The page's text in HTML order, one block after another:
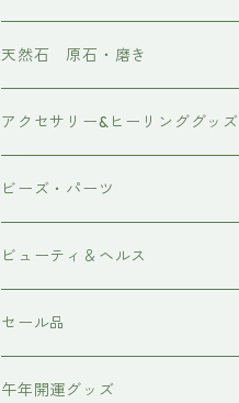
天然石 原石・磨き
原石
ポイント
磨き
アクセサリー&ヒーリンググッズ
ブレスレット
ネックレス・ペンダント
ピアス・イアリング
スピリチュアルグッズ
ビーズ・パーツ
天然石ビーズ
天使の羽シリーズ
各種パーツ
ビューティ＆ヘルス
ドテラ doTERRA
テラヘルツ・ホルミシス
セール品
午年開運グッズ